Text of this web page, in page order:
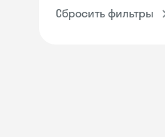
Сбросить фильтры